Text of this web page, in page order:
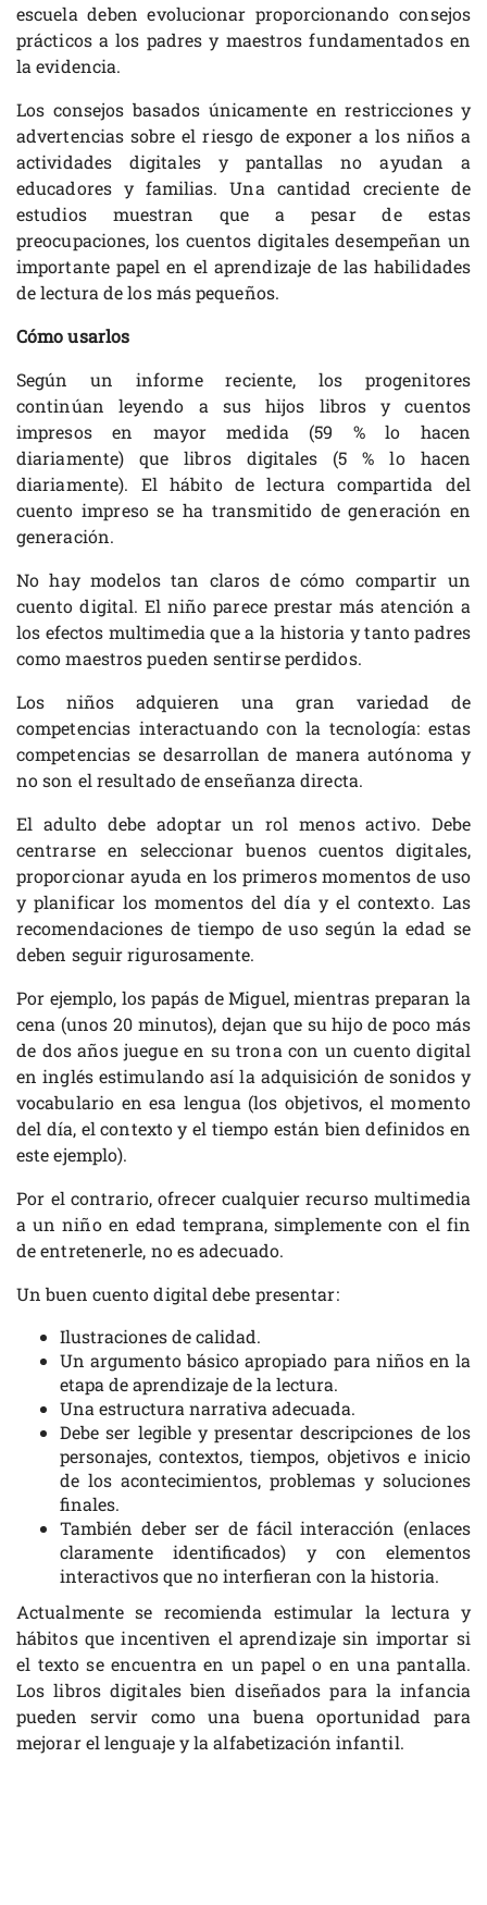
escuela deben evolucionar proporcionando consejos
prácticos a los padres y maestros fundamentados en
la evidencia.
Los consejos basados únicamente en restricciones y
advertencias sobre el riesgo de exponer a los niños a
actividades digitales y pantallas no ayudan a
educadores y familias. Una cantidad creciente de
estudios muestran que a pesar de estas
preocupaciones, los cuentos digitales desempeñan un
importante papel en el aprendizaje de las habilidades
de lectura de los más pequeños.
Cómo usarlos
Según un informe reciente, los progenitores
continúan leyendo a sus hijos libros y cuentos
impresos en mayor medida (59 % lo hacen
diariamente) que libros digitales (5 % lo hacen
diariamente). El hábito de lectura compartida del
cuento impreso se ha transmitido de generación en
generación.
No hay modelos tan claros de cómo compartir un
cuento digital. El niño parece prestar más atención a
los efectos multimedia que a la historia y tanto padres
como maestros pueden sentirse perdidos.
Los niños adquieren una gran variedad de
competencias interactuando con la tecnología: estas
competencias se desarrollan de manera autónoma y
no son el resultado de enseñanza directa.
El adulto debe adoptar un rol menos activo. Debe
centrarse en seleccionar buenos cuentos digitales,
proporcionar ayuda en los primeros momentos de uso
y planificar los momentos del día y el contexto. Las
recomendaciones de tiempo de uso según la edad se
deben seguir rigurosamente.
Por ejemplo, los papás de Miguel, mientras preparan la
cena (unos 20 minutos), dejan que su hijo de poco más
de dos años juegue en su trona con un cuento digital
en inglés estimulando así la adquisición de sonidos y
vocabulario en esa lengua (los objetivos, el momento
del día, el contexto y el tiempo están bien definidos en
este ejemplo).
Por el contrario, ofrecer cualquier recurso multimedia
a un niño en edad temprana, simplemente con el fin
de entretenerle, no es adecuado.
Un buen cuento digital debe presentar:
Ilustraciones de calidad.
Un argumento básico apropiado para niños en la
etapa de aprendizaje de la lectura.
Una estructura narrativa adecuada.
Debe ser legible y presentar descripciones de los
personajes, contextos, tiempos, objetivos e inicio
de los acontecimientos, problemas y soluciones
finales.
También deber ser de fácil interacción (enlaces
claramente identificados) y con elementos
interactivos que no interfieran con la historia.
Actualmente se recomienda estimular la lectura y
hábitos que incentiven el aprendizaje sin importar si
el texto se encuentra en un papel o en una pantalla.
Los libros digitales bien diseñados para la infancia
pueden servir como una buena oportunidad para
mejorar el lenguaje y la alfabetización infantil.